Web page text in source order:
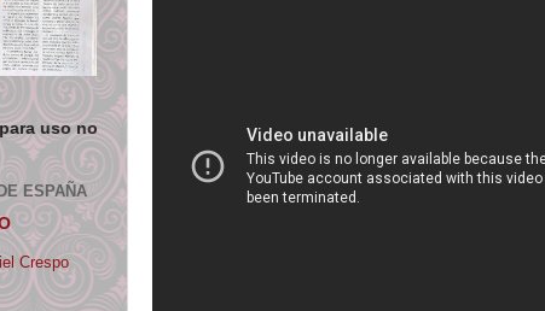
siempre que se de crédito y enlace su origen.
ESPAÑA
Crespo